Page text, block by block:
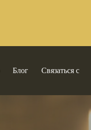
Блог Связаться с